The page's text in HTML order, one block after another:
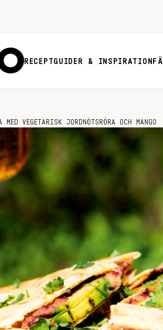
RECEPTGUIDER & INSPIRATION
VEGETARISK JORDNÖTSRÖRA OCH MANGO